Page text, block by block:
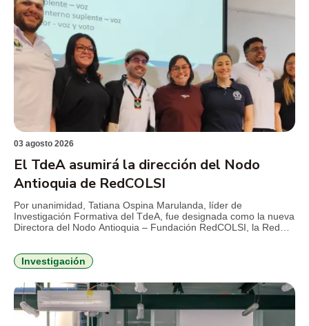
03 agosto 2026
El TdeA asumirá la dirección del Nodo
Antioquia de RedCOLSI
Por unanimidad, Tatiana Ospina Marulanda, líder de
Investigación Formativa del TdeA, fue designada como la nueva
Directora del Nodo Antioquia – Fundación RedCOLSI, la Red
Institución Universitaria asume la máxima coordinación
estratégica en la región. La […]
Investigación